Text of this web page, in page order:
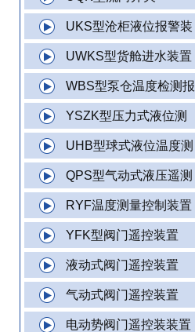
UKS型沧柜液位报警装
UWKS型货舱进水装置
WBS型泵仓温度检测报
YSZK型压力式液位测
UHB型球式液位温度测
QPS型气动式液压遥测
RYF温度测量控制装置
YFK型阀门遥控装置
液动式阀门遥控装置
气动式阀门遥控装置
电动势阀门遥控装装置